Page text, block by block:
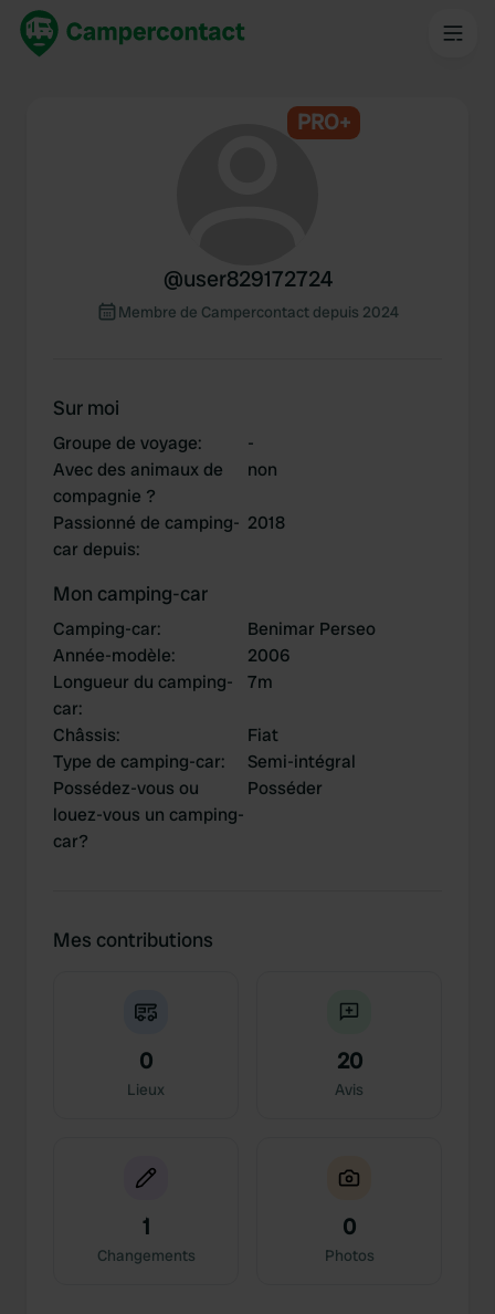
PRO+
@user829172724
Membre de Campercontact depuis 2024
Sur moi
Groupe de voyage:
-
Avec des animaux de
compagnie ?
non
Passionné de camping-
car depuis:
2018
Mon camping-car
Camping-car:
Benimar Perseo
Année-modèle:
2006
Longueur du camping-
car:
7m
Châssis:
Fiat
Type de camping-car:
Semi-intégral
Possédez-vous ou
louez-vous un camping-
car?
Posséder
Mes contributions
0
Lieux
20
Avis
1
Changements
0
Photos